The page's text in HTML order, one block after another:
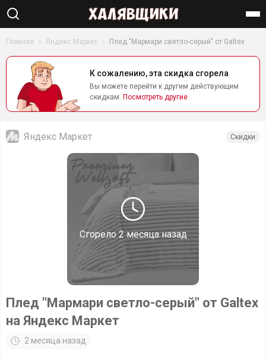
Найти
Главная Яндекс Маркет Плед "Мармари светло-серый" от Galtex
К сожалению, эта скидка сгорела
Вы можете перейти к другим действующим
скидкам. Посмотреть другие
Сгорело2 месяца назад
Яндекс Маркет Скидки
Плед "Мармари светло-серый" от Galtex
на Яндекс Маркет
2 месяца назад